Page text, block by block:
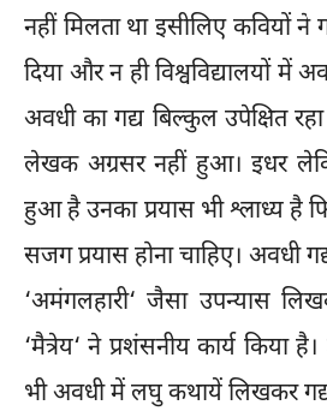
नहीं मिलता था इसीलिए कवियों ने
दिया और न ही विश्वविद्यालयों में
अवधी का गद्य बिल्कुल उपेक्षित
लेखक अग्रसर नहीं हुआ। इधर
हुआ है उनका प्रयास भी श्लाध्य है
सजग प्रयास होना चाहिए। अवधी
‘अमंगलहारी‘ जैसा उपन्यास
‘मैत्रेय‘ ने प्रशंसनीय कार्य किया
भी अवधी में लघु कथायें लिखकर